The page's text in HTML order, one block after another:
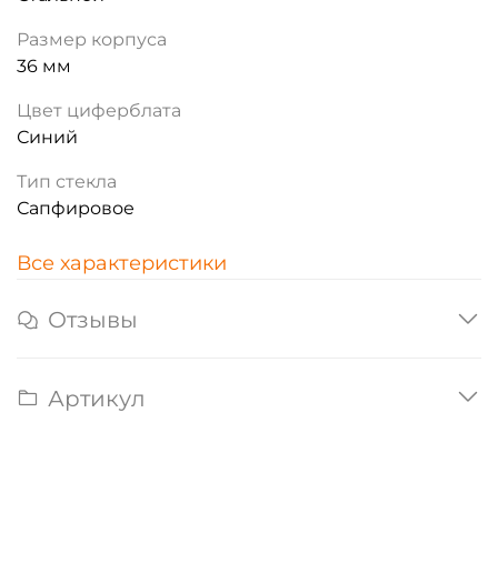
Размер корпуса
36 мм
Цвет циферблата
Синий
Тип стекла
Сапфировое
Все характеристики
Отзывы
Артикул